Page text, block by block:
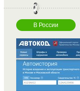
В России